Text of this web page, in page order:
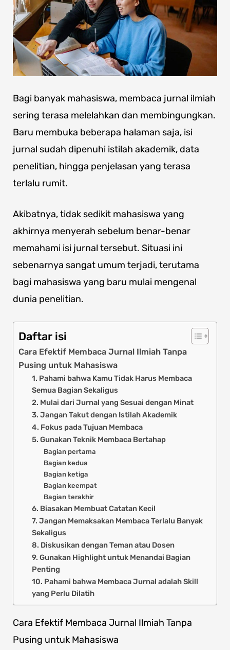
Bagi banyak mahasiswa, membaca jurnal ilmiah
sering terasa melelahkan dan membingungkan.
Baru membuka beberapa halaman saja, isi
jurnal sudah dipenuhi istilah akademik, data
penelitian, hingga penjelasan yang terasa
terlalu rumit.
Akibatnya, tidak sedikit mahasiswa yang
akhirnya menyerah sebelum benar-benar
memahami isi jurnal tersebut. Situasi ini
sebenarnya sangat umum terjadi, terutama
bagi mahasiswa yang baru mulai mengenal
dunia penelitian.
Daftar isi
Cara Efektif Membaca Jurnal Ilmiah Tanpa
Pusing untuk Mahasiswa
1. Pahami bahwa Kamu Tidak Harus Membaca
Semua Bagian Sekaligus
2. Mulai dari Jurnal yang Sesuai dengan Minat
3. Jangan Takut dengan Istilah Akademik
4. Fokus pada Tujuan Membaca
5. Gunakan Teknik Membaca Bertahap
Bagian pertama
Bagian kedua
Bagian ketiga
Bagian keempat
Bagian terakhir
6. Biasakan Membuat Catatan Kecil
7. Jangan Memaksakan Membaca Terlalu Banyak
Sekaligus
8. Diskusikan dengan Teman atau Dosen
9. Gunakan Highlight untuk Menandai Bagian
Penting
10. Pahami bahwa Membaca Jurnal adalah Skill
yang Perlu Dilatih
Cara Efektif Membaca Jurnal Ilmiah Tanpa
Pusing untuk Mahasiswa